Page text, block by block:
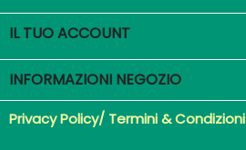
IL TUO ACCOUNT
INFORMAZIONI NEGOZIO
Privacy Policy/ Termini & Condizioni